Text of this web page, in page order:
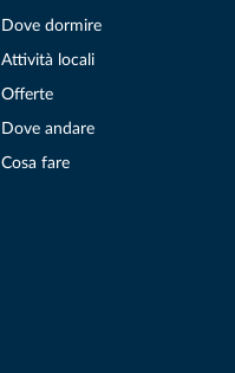
Dove dormire
Attività locali
Offerte
Dove andare
Cosa fare